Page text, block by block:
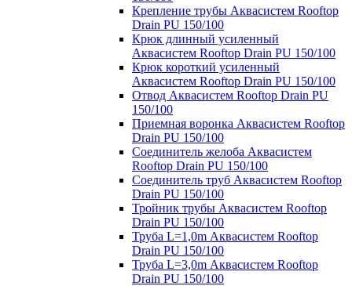
Крепление трубы Аквасистем Rooftop
Drain PU 150/100
Крюк длинный усиленный
Аквасистем Rooftop Drain PU 150/100
Крюк короткий усиленный
Аквасистем Rooftop Drain PU 150/100
Отвод Аквасистем Rooftop Drain PU
150/100
Приемная воронка Аквасистем Rooftop
Drain PU 150/100
Соединитель желоба Аквасистем
Rooftop Drain PU 150/100
Соединитель труб Аквасистем Rooftop
Drain PU 150/100
Тройник трубы Аквасистем Rooftop
Drain PU 150/100
Труба L=1,0m Аквасистем Rooftop
Drain PU 150/100
Труба L=3,0m Аквасистем Rooftop
Drain PU 150/100